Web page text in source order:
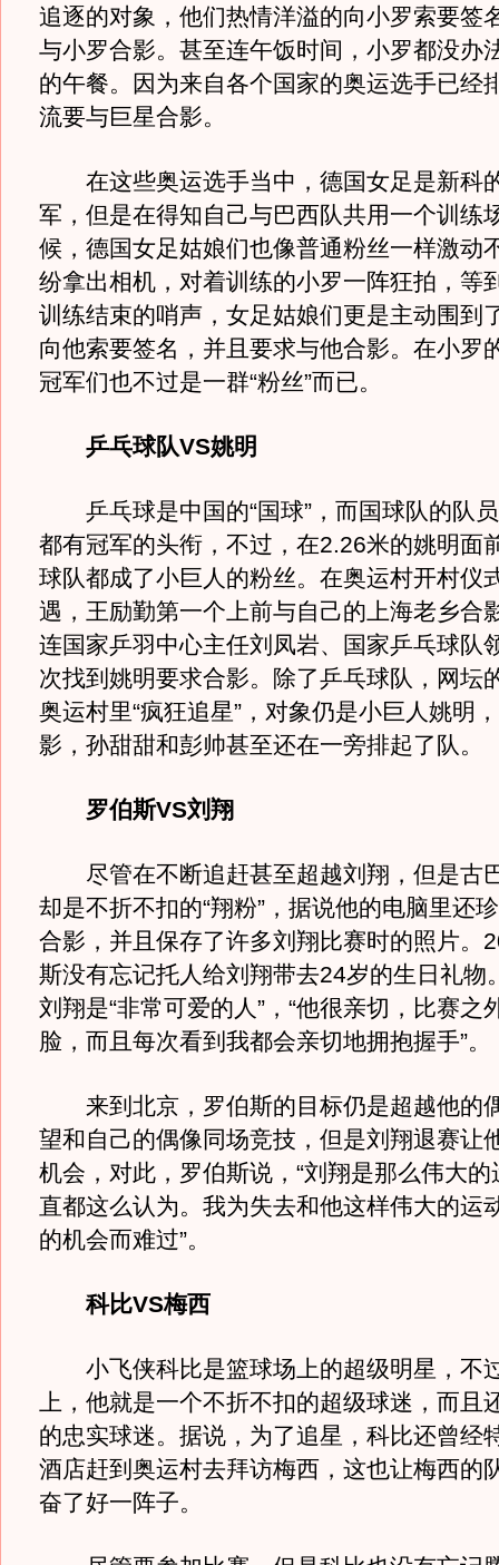
追逐的对象，他们热情洋溢的向小罗索要签
与小罗合影。甚至连午饭时间，小罗都没办
的午餐。因为来自各个国家的奥运选手已经
流要与巨星合影。
在这些奥运选手当中，德国女足是新科
军，但是在得知自己与巴西队共用一个训练
候，德国女足姑娘们也像普通粉丝一样激动
纷拿出相机，对着训练的小罗一阵狂拍，等
训练结束的哨声，女足姑娘们更是主动围到
向他索要签名，并且要求与他合影。在小罗
冠军们也不过是一群“粉丝”而已。
乒乓球队VS姚明
乒乓球是中国的“国球”，而国球队的队
都有冠军的头衔，不过，在2.26米的姚明面
球队都成了小巨人的粉丝。在奥运村开村仪
遇，王励勤第一个上前与自己的上海老乡合
连国家乒羽中心主任刘凤岩、国家乒乓球队
次找到姚明要求合影。除了乒乓球队，网坛
奥运村里“疯狂追星”，对象仍是小巨人姚明
影，孙甜甜和彭帅甚至还在一旁排起了队。
罗伯斯VS刘翔
尽管在不断追赶甚至超越刘翔，但是古
却是不折不扣的“翔粉”，据说他的电脑里还
合影，并且保存了许多刘翔比赛时的照片。
斯没有忘记托人给刘翔带去24岁的生日礼物
刘翔是“非常可爱的人”，“他很亲切，比赛之
脸，而且每次看到我都会亲切地拥抱握手”。
来到北京，罗伯斯的目标仍是超越他的
望和自己的偶像同场竞技，但是刘翔退赛让
机会，对此，罗伯斯说，“刘翔是那么伟大
直都这么认为。我为失去和他这样伟大的运
的机会而难过”。
科比VS梅西
小飞侠科比是篮球场上的超级明星，不
上，他就是一个不折不扣的超级球迷，而且
的忠实球迷。据说，为了追星，科比还曾经
酒店赶到奥运村去拜访梅西，这也让梅西的
奋了好一阵子。